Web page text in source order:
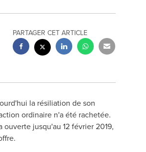
PARTAGER CET ARTICLE
la résiliation de son
ordinaire n'a été rachetée.
jusqu'au 12 février 2019,